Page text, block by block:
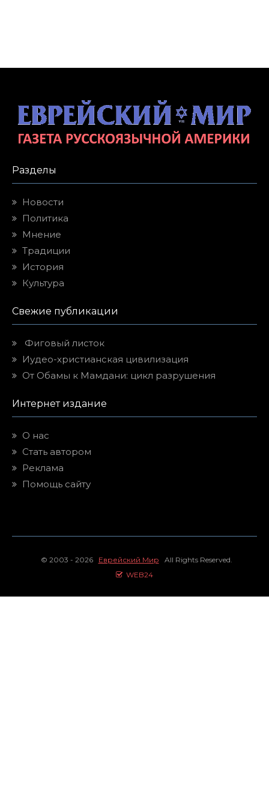
Разделы
Новости
Политика
Мнение
Традиции
История
Культура
Свежие публикации
Фиговый листок
Иудео-христианская цивилизация
От Обамы к Мамдани: цикл разрушения
Интернет издание
О нас
Стать автором
Реклама
Помощь сайту
© 2003 - 2026 Еврейский Мир All Rights Reserved.
WEB24